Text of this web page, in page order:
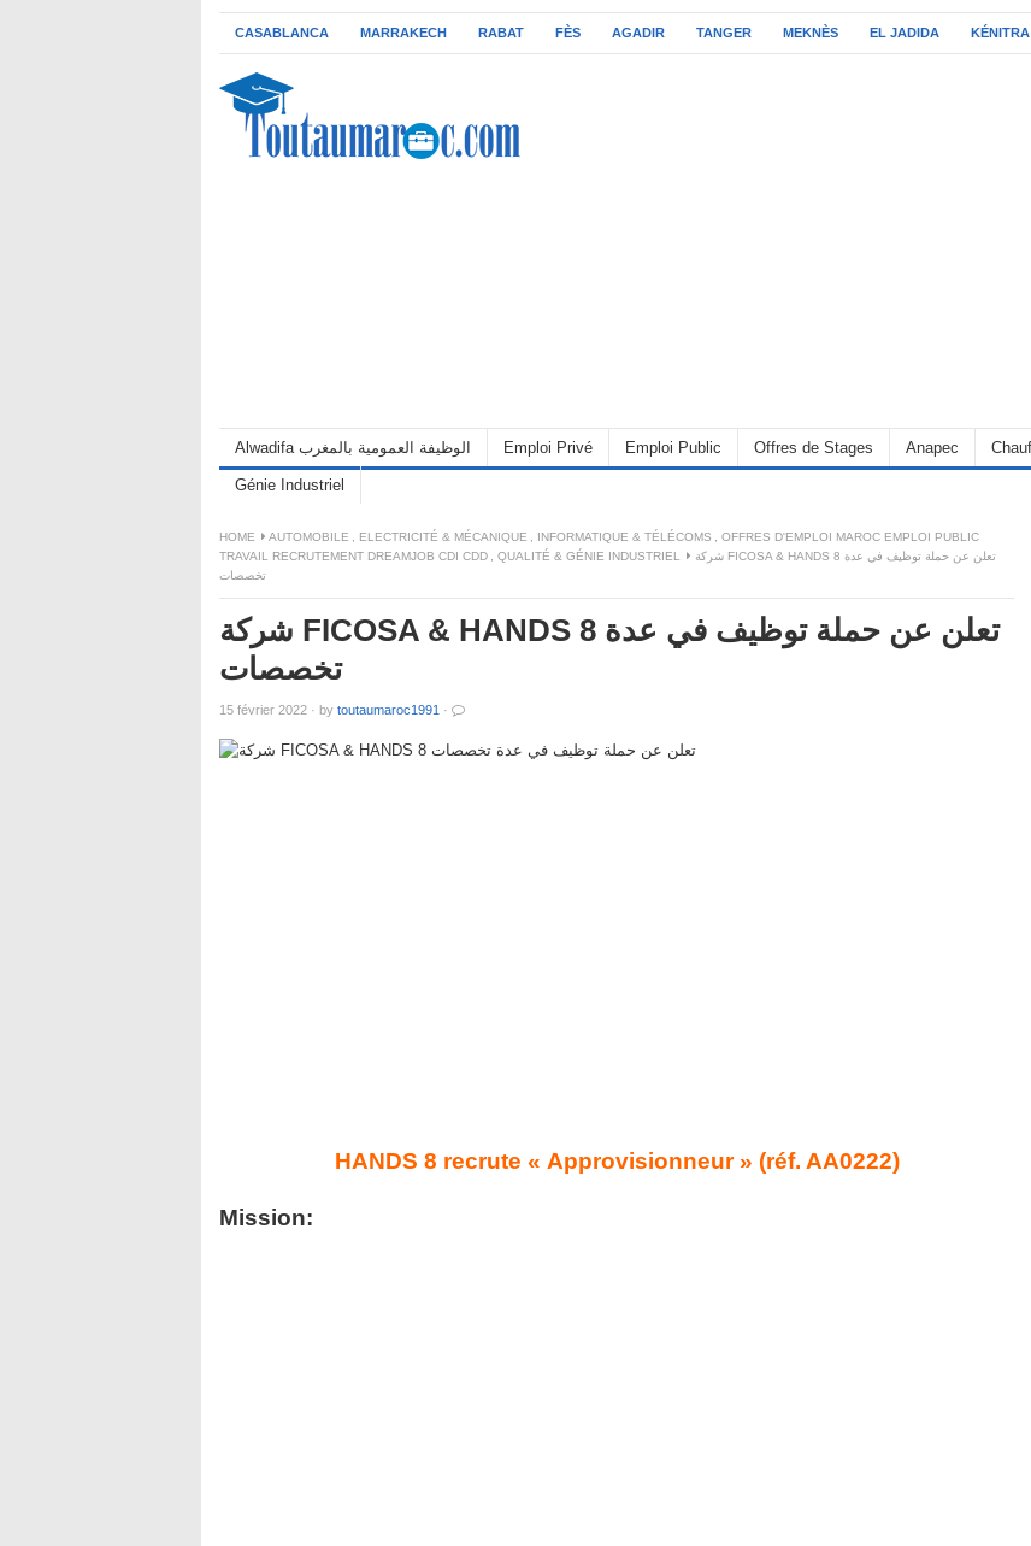
CASABLANCA MARRAKECH RABAT FÈS AGADIR TANGER MEKNÈS EL JADIDA KÉNITRA
Alwadifa الوظيفة العمومية بالمغرب Emploi Privé Emploi Public Offres de Stages Anapec
Génie Industriel
HOME AUTOMOBILE ELECTRICITÉ & MÉCANIQUE INFORMATIQUE & TÉLÉCOMS
OFFRES D'EMPLOI MAROC EMPLOI PUBLIC
TRAVAIL RECRUTEMENT DREAMJOB CDI CDD
QUALITÉ & GÉNIE INDUSTRIEL
شركة FICOSA & HANDS 8 تعلن عن حملة توظيف في عدة
تخصصات
شركة FICOSA & HANDS 8 تعلن عن حملة توظيف في عدة
تخصصات
15 février 2022 · by toutaumaroc1991 ·
HANDS 8 recrute « Approvisionneur » (réf. AA0222)
Mission: